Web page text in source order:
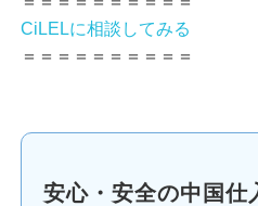
CiLELに相談してみる
＝＝＝＝＝＝＝＝＝＝
安心・安全の中国仕